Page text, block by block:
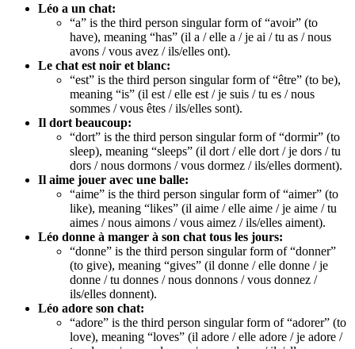
Léo a un chat:
“a” is the third person singular form of “avoir” (to
have), meaning “has” (il a / elle a / je ai / tu as / nous
avons / vous avez / ils/elles ont).
Le chat est noir et blanc:
“est” is the third person singular form of “être” (to be),
meaning “is” (il est / elle est / je suis / tu es / nous
sommes / vous êtes / ils/elles sont).
Il dort beaucoup:
“dort” is the third person singular form of “dormir” (to
sleep), meaning “sleeps” (il dort / elle dort / je dors / tu
dors / nous dormons / vous dormez / ils/elles dorment).
Il aime jouer avec une balle:
“aime” is the third person singular form of “aimer” (to
like), meaning “likes” (il aime / elle aime / je aime / tu
aimes / nous aimons / vous aimez / ils/elles aiment).
Léo donne à manger à son chat tous les jours:
“donne” is the third person singular form of “donner”
(to give), meaning “gives” (il donne / elle donne / je
donne / tu donnes / nous donnons / vous donnez /
ils/elles donnent).
Léo adore son chat:
“adore” is the third person singular form of “adorer” (to
love), meaning “loves” (il adore / elle adore / je adore /